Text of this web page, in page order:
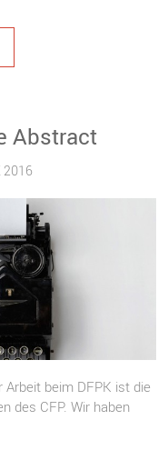
Abstract
2016
beim DFPK ist die
des CFP. Wir haben